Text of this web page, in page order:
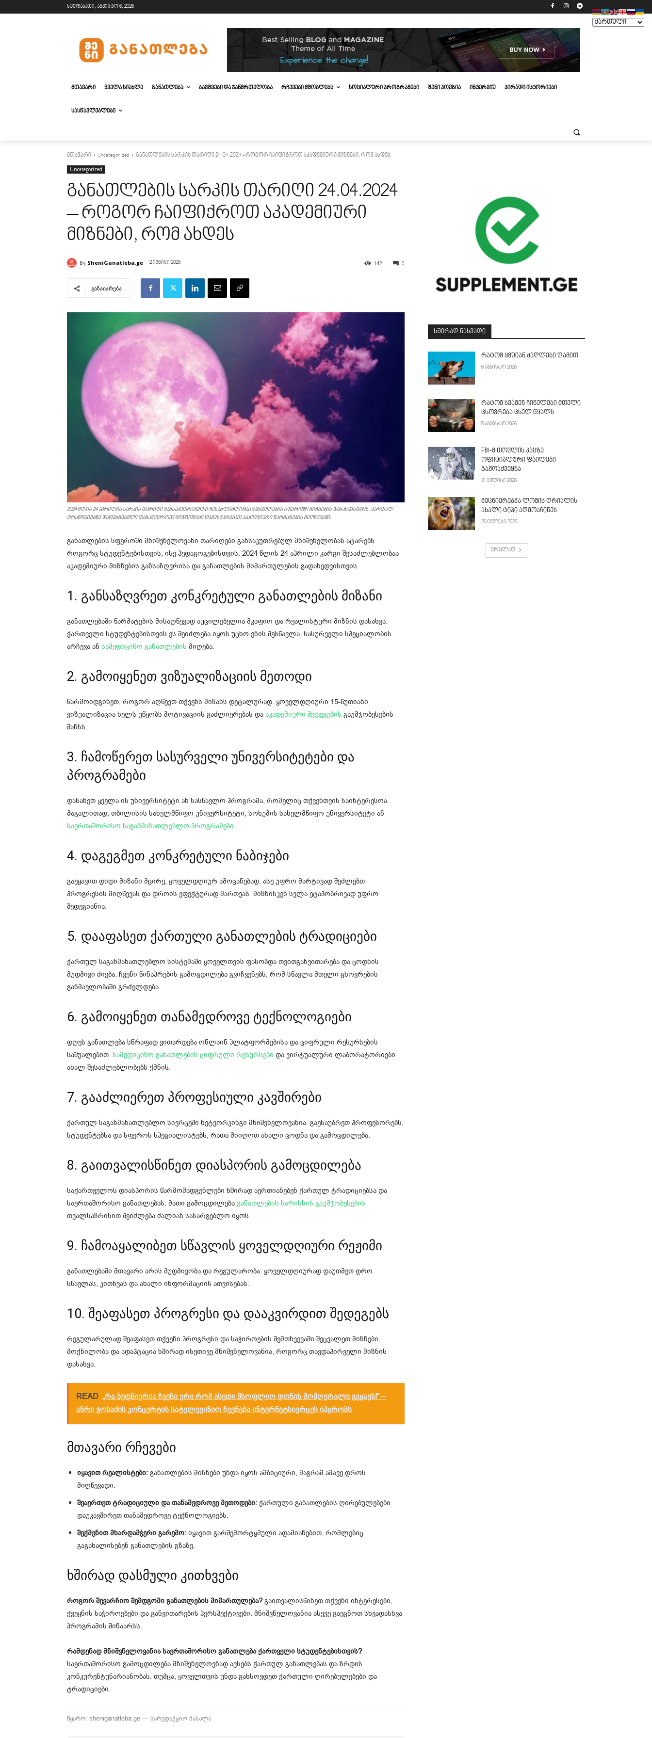
ხუთშაბათი, აგვისტო 6, 2026
ᲛᲗᲐᲕᲐᲠᲘ ᲧᲕᲔᲚᲐ ᲡᲘᲐᲮᲚᲔ ᲒᲐᲜᲐᲗᲚᲔᲑᲐ ᲑᲐᲕᲨᲕᲔᲑᲘ ᲓᲐ ᲯᲐᲜᲛᲠᲗᲔᲚᲝᲑᲐ ᲠᲩᲔᲕᲔᲑᲘ ᲛᲨᲝᲑᲚᲔᲑᲡ ᲡᲝᲪᲘᲐᲚᲣᲠᲘ ᲞᲠᲝᲒᲠᲐᲛᲔᲑᲘ ᲨᲔᲜᲘ ᲞᲝᲔᲖᲘᲐ ᲘᲜᲢᲔᲠᲕᲘᲣ ᲞᲘᲠᲐᲓᲘ ᲘᲡᲢᲝᲠᲘᲔᲑᲘ
ᲡᲐᲡᲬᲐᲕᲚᲔᲑᲚᲔᲑᲘ
მთავარი Uncategorized განათლების სარკის თარიღი 24.04.2024 - როგორ ჩაიფიქროთ აკადემიური მიზნები, რომ ახდეს
Uncategorized
განათლების სარკის თარიღი 24.04.2024
– როგორ ჩაიფიქროთ აკადემიური
მიზნები, რომ ახდეს
By SheniGanatleba.ge 2 ივნისი 2026 0
142
გაზაიარება
2024 წლის 24 აპრილის სარკის თარიღი განსაკუთრებული შესაძლებლობაა განათლების სფეროში მიზნების დასახვისთვის. ქართულ
ტრადიციებზე დაფუძნებული თანამედროვე მიდგომები დაგეხმარებათ აკადემიური წარმატების მიღწევაში.
განათლების სფეროში მნიშვნელოვანი თარიღები განსაკუთრებულ მნიშვნელობას ატარებს
როგორც სტუდენტებისთვის, ისე პედაგოგებისთვის. 2024 წლის 24 აპრილი კარგი შესაძლებლობაა
აკადემიური მიზნების განსაზღვრისა და განათლების მიმართულების გადახედვისთვის.
1. განსაზღვრეთ კონკრეტული განათლების მიზანი
განათლებაში წარმატების მისაღწევად აუცილებელია მკაფიო და რეალისტური მიზნის დასახვა.
ქართველი სტუდენტებისთვის ეს შეიძლება იყოს უცხო ენის შესწავლა, სასურველი სპეციალობის
არჩევა ან სამედიცინო განათლების მიღება.
2. გამოიყენეთ ვიზუალიზაციის მეთოდი
წარმოიდგინეთ, როგორ აღწევთ თქვენს მიზანს დეტალურად. ყოველდღიური 15-წუთიანი
ვიზუალიზაცია ხელს უწყობს მოტივაციის გაძლიერებას და აკადემიური შედეგების გაუმჯობესების
შანსს.
3. ჩამოწერეთ სასურველი უნივერსიტეტები და
პროგრამები
დასახეთ ყველა ის უნივერსიტეტი ან სასწავლო პროგრამა, რომელიც თქვენთვის საინტერესოა.
მაგალითად, თბილისის სახელმწიფო უნივერსიტეტი, სოხუმის სახელმწიფო უნივერსიტეტი ან
საერთაშორისო საგანმანათლებლო პროგრამები.
4. დაგეგმეთ კონკრეტული ნაბიჯები
გაეყავით დიდი მიზანი მცირე, ყოველდღიურ ამოცანებად. ასე უფრო მარტივად შეძლებთ
პროგრესის მიღწევას და დროის ეფექტურად მართვას. მიზნისკენ სვლა ეტაპობრივად უფრო
შედეგიანია.
5. დააფასეთ ქართული განათლების ტრადიციები
ქართულ საგანმანათლებლო სისტემაში ყოველთვის ფასობდა თვითგანვითარება და ცოდნის
მუდმივი ძიება. ჩვენი წინაპრების გამოცდილება გვიჩვენებს, რომ სწავლა მთელი ცხოვრების
განმავლობაში გრძელდება.
6. გამოიყენეთ თანამედროვე ტექნოლოგიები
დღეს განათლება სწრაფად ვითარდება ონლაინ პლატფორმებისა და ციფრული რესურსების
საშუალებით. სამედიცინო განათლების ციფრული რესურსები და ვირტუალური ლაბორატორიები
ახალ შესაძლებლობებს ქმნის.
7. გააძლიერეთ პროფესიული კავშირები
ქართულ საგანმანათლებლო სივრცეში ნეტვორკინგი მნიშვნელოვანია. გაესაუბრეთ პროფესორებს,
სტუდენტებსა და სფეროს სპეციალისტებს, რათა მიიღოთ ახალი ცოდნა და გამოცდილება.
8. გაითვალისწინეთ დიასპორის გამოცდილება
საქართველოს დიასპორის წარმომადგენლები ხშირად აერთიანებენ ქართულ ტრადიციებსა და
საერთაშორისო განათლებას. მათი გამოცდილება განათლების ხარისხის გაუმჯობესების
თვალსაზრისით შეიძლება ძალიან სასარგებლო იყოს.
9. ჩამოაყალიბეთ სწავლის ყოველდღიური რეჟიმი
განათლებაში მთავარი არის მუდმივობა და რეგულარობა. ყოველდღიურად დაუთმეთ დრო
სწავლას, კითხვას და ახალი ინფორმაციის ათვისებას.
10. შეაფასეთ პროგრესი და დააკვირდით შედეგებს
რეგულარულად შეაფასეთ თქვენი პროგრესი და საჭიროების შემთხვევაში შეცვალეთ მიზნები.
მოქნილობა და ადაპტაცია ხშირად ისეთივე მნიშვნელოვანია, როგორც თავდაპირველი მიზნის
დასახვა.
READ „რა ბედნიერია ჩვენი ერი რომ ასეთი მსოფლიო დონის მომღერალი გვყავს!“ –
ანრი ჯოხაძის კონცერტის სატელევიზიო ჩვენება ინტერნეტსივრცეს იპყრობს
მთავარი რჩევები
იყავით რეალისტები: განათლების მიზნები უნდა იყოს ამბიციური, მაგრამ ამავე დროს
მიღწევადი.
შეაერთეთ ტრადიციული და თანამედროვე მეთოდები: ქართული განათლების ღირებულებები
დაუკავშირეთ თანამედროვე ტექნოლოგიებს.
შექმენით მხარდამჭერი გარემო: იყავით გარშემორტყმული ადამიანებით, რომლებიც
გაგახალისებენ განათლების გზაზე.
ხშირად დასმული კითხვები
როგორ შევარჩიო შემდგომი განათლების მიმართულება?გაითვალისწინეთ თქვენი ინტერესები,
ქვეყნის საჭიროებები და განვითარების პერსპექტივები. მნიშვნელოვანია ასევე გაეცნოთ სხვადასხვა
პროგრამის შინაარსს.
რამდენად მნიშვნელოვანია საერთაშორისო განათლება ქართველი სტუდენტებისთვის?
საერთაშორისო გამოცდილება მნიშვნელოვნად ავსებს ქართულ განათლებას და ზრდის
კონკურენტუნარიანობას. თუმცა, ყოველთვის უნდა გახსოვდეთ ქართული ღირებულებები და
ტრადიციები.
წყარო: sheniganatleba.ge — სარედაქციო მასალა
ᲮᲨᲘᲠᲐᲓ ᲜᲐᲮᲕᲐᲓᲘ
რატომ ყმუიან ძაღლები ღამით
6 აგვისტო 2026
რატომ სვამენ ჩინელები მთელი
ცხოვრება ცხელ წყალს
5 აგვისტო 2026
FBI-მ თოვლის კაცზე
ოფიციალური ფაილები
გამოაქვეყნა
31 ივლისი 2026
მეცნიერებმა ლომის ღრიალის
ახალი ტიპი აღმოაჩინეს
26 ივლისი 2026
ვრცლად